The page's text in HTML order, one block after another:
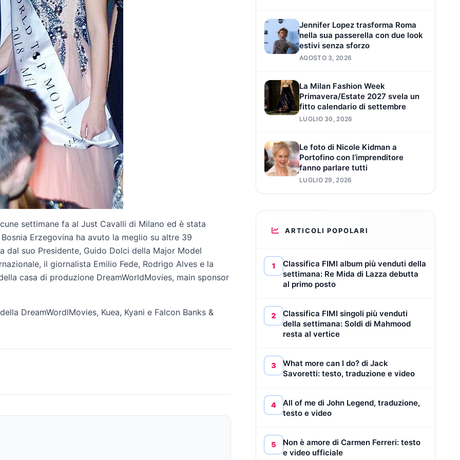
settimane fa al Just Cavalli di Milano ed è stata
Erzegovina ha avuto la meglio su altre 39
suo Presidente, Guido Dolci della Major Model
il giornalista Emilio Fede, Rodrigo Alves e la
casa di produzione DreamWorldMovies, main sponsor
DreamWordlMovies, Kuea, Kyani e Falcon Banks &
Jennifer Lopez trasforma Roma
nella sua passerella con due look
estivi senza sforzo
AGOSTO 3, 2026
La Milan Fashion Week
Primavera/Estate 2027 svela un
fitto calendario di settembre
LUGLIO 30, 2026
Le foto di Nicole Kidman a
Portofino con l’imprenditore
fanno parlare tutti
LUGLIO 29, 2026
ARTICOLI POPOLARI
1
Classifica FIMI album più venduti della
settimana: Re Mida di Lazza debutta
al primo posto
2
Classifica FIMI singoli più venduti
della settimana: Soldi di Mahmood
resta al vertice
3
What more can I do? di Jack
Savoretti: testo, traduzione e video
4
All of me di John Legend, traduzione,
testo e video
5
Non è amore di Carmen Ferreri: testo
e video ufficiale